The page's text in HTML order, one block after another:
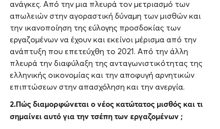
ανάγκες. Από την μια πλευρά τον μετριασμό των
απωλειών στην αγοραστική δύναμη των μισθών και
την ικανοποίηση της εύλογης προσδοκίας των
εργαζομένων να έχουν και εκείνοι μέρισμα από την
ανάπτυξη που επετεύχθη το 2021. Από την άλλη
πλευρά την διαφύλαξη της ανταγωνιστικότητας της
ελληνικής οικονομίας και την αποφυγή αρνητικών
επιπτώσεων στην απασχόληση και την ανεργία.
2.Πώς διαμορφώνεται ο νέος κατώτατος μισθός και τι
σημαίνει αυτό για την τσέπη των εργαζομένων ;